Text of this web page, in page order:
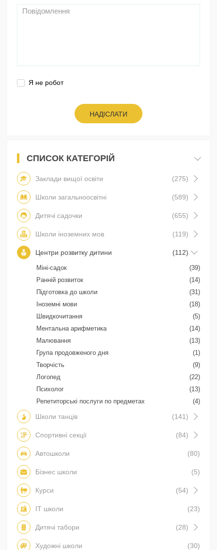
Я не робот
НАДІСЛАТИ
СПИСОК КАТЕГОРІЙ
Заклади вищої освіти (275)
Школи загальноосвітні (589)
Дитячі садочки (655)
Школи іноземних мов (119)
Центри розвитку дитини (112)
Міні-садок
(39)
Ранній розвиток
(14)
Підготовка до школи
(31)
Іноземні мови
(18)
Швидкочитання
(5)
Ментальна арифметика
(14)
Малювання
(13)
Група продовженого дня
(1)
Творчість
(9)
Логопед
(22)
Психолог
(13)
Репетиторські послуги по предметах
(4)
Школи танців (141)
Спортивні секції (84)
Автошколи (80)
Бізнес школи (5)
Курси (54)
IT школи (23)
Дитячі табори (28)
Художні школи (30)